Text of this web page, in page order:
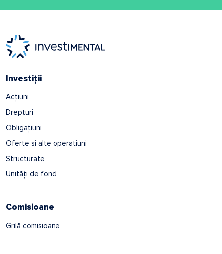
Investiții
Acțiuni
Drepturi
Obligațiuni
Oferte și alte operațiuni
Structurate
Unități de fond
Comisioane
Grilă comisioane